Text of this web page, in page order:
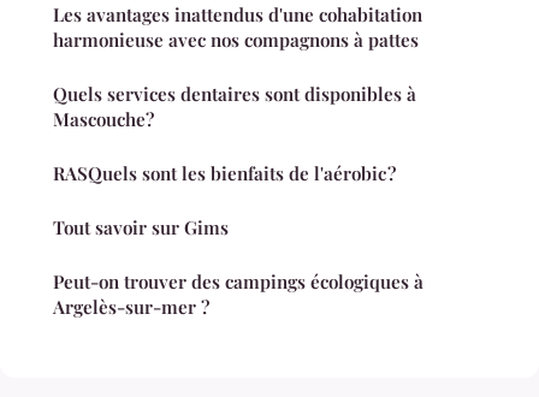
Les avantages inattendus d'une cohabitation
harmonieuse avec nos compagnons à pattes
Quels services dentaires sont disponibles à
Mascouche?
RASQuels sont les bienfaits de l'aérobic ?
Tout savoir sur Gims
Peut-on trouver des campings écologiques à
Argelès-sur-mer ?